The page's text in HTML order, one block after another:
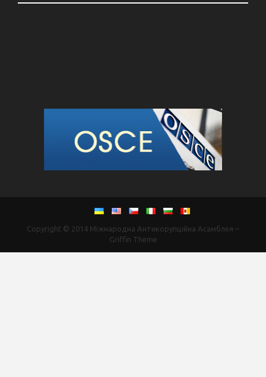
Copyright © 2014 Міжнародна Антикорупційна Асамблея –
Griffin Theme